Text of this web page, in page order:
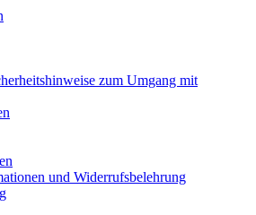
zum Umgang mit
und Widerrufsbelehrung